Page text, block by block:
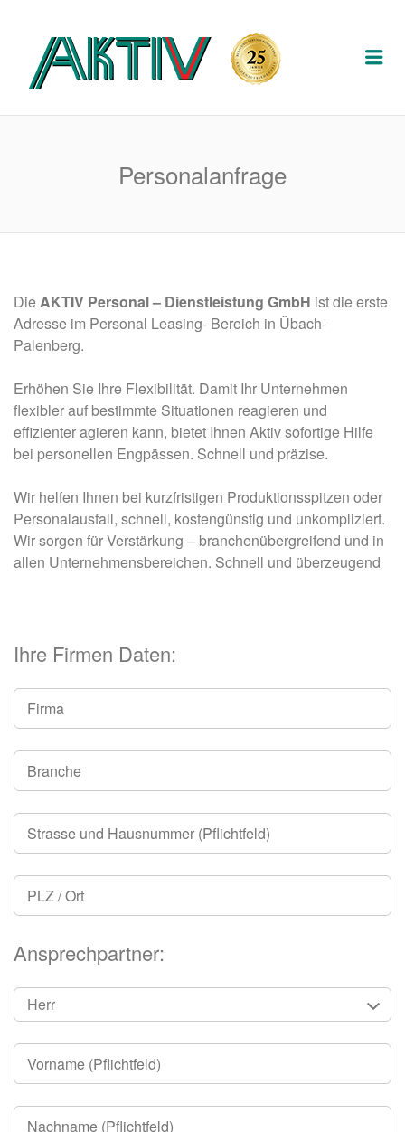
Personalanfrage
DieAKTIV Personal – Dienstleistung GmbH ist die erste
Adresse im Personal Leasing- Bereich in Übach-
Palenberg.
Erhöhen Sie Ihre Flexibilität. Damit Ihr Unternehmen
flexibler auf bestimmte Situationen reagieren und
effizienter agieren kann, bietet Ihnen Aktiv sofortige Hilfe
bei personellen Engpässen. Schnell und präzise.
Wir helfen Ihnen bei kurzfristigen Produktionsspitzen oder
Personalausfall, schnell, kostengünstig und unkompliziert.
Wir sorgen für Verstärkung – branchenübergreifend und in
allen Unternehmensbereichen. Schnell und überzeugend
Ihre Firmen Daten:
Ansprechpartner: